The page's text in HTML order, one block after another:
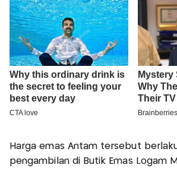
Harga emas Antam tersebut
pengambilan di Butik Emas Logam